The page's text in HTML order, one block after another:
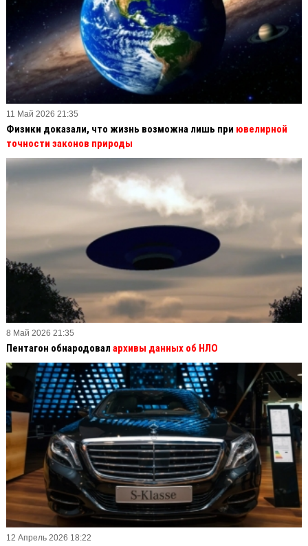
11 Май 2026 21:35
Физики доказали, что жизнь возможна лишь при ювелирной
точности законов природы
8 Май 2026 21:35
Пентагон обнародовал архивы данных об НЛО
12 Апрель 2026 18:22